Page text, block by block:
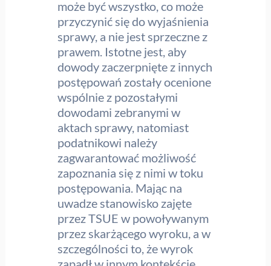
może być wszystko, co może
przyczynić się do wyjaśnienia
sprawy, a nie jest sprzeczne z
prawem. Istotne jest, aby
dowody zaczerpnięte z innych
postępowań zostały ocenione
wspólnie z pozostałymi
dowodami zebranymi w
aktach sprawy, natomiast
podatnikowi należy
zagwarantować możliwość
zapoznania się z nimi w toku
postępowania. Mając na
uwadze stanowisko zajęte
przez TSUE w powoływanym
przez skarżącego wyroku, a w
szczególności to, że wyrok